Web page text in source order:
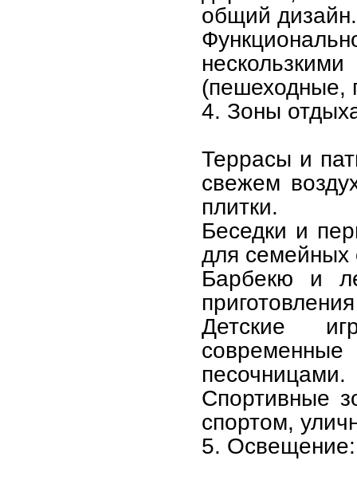
общий дизайн.
(пешеходные,
4. Зоны
Террасы и
свежем
плитки.
Беседки и
для семейных
Барбекю и
Детские
песочницами.
Спортивные
спортом,
5. Освещение: